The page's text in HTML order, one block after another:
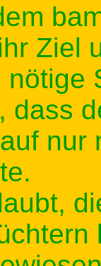
Ziel
nötige
dass
nur